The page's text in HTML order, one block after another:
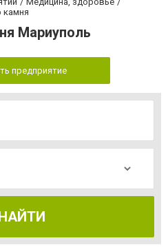
камня
Мариуполь
предприятие